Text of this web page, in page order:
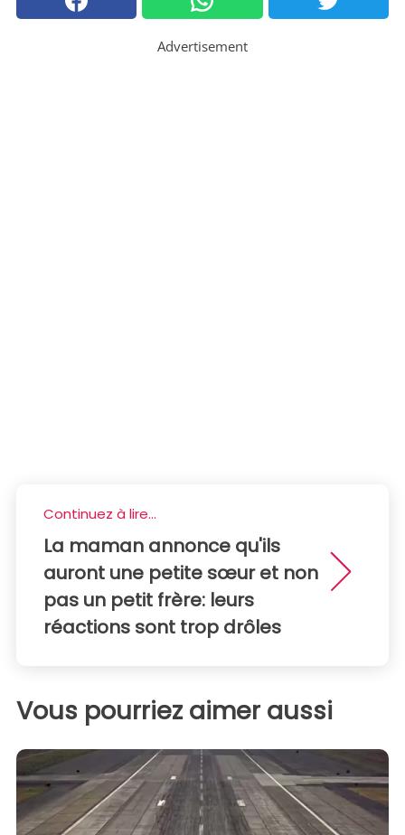
Advertisement
Continuez à lire...
La maman annonce qu'ils
auront une petite sœur et non
pas un petit frère: leurs
réactions sont trop drôles
Vous pourriez aimer aussi